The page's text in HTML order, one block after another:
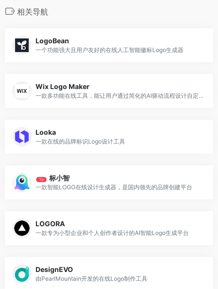
相关导航
LogoBean
一个功能强大且用户友好的在线人工智能徽标Logo生成器
Wix Logo Maker
一款多功能在线工具，能让用户通过简化的AI驱动流程设计自定义Logo徽标
Looka
一款在线的品牌标识Logo设计工具
Top 标小智
一款智能LOGO在线设计生成器，是国内领先的品牌创建平台
LOGORA
一款专为小型企业和个人创作者设计的AI智能Logo生成平台
DesignEVO
由PearlMountain开发的在线Logo制作工具